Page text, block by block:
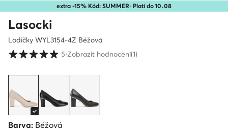
extra -15% Kód: SUMMER· Platí do10.08
Lasocki
Lodičky WYL3154-4Z Béžová
Hodnocení zákazníků ve škále 1 až 5
5⋅Zobrazit hodnocení(1)
Barva: Béžová